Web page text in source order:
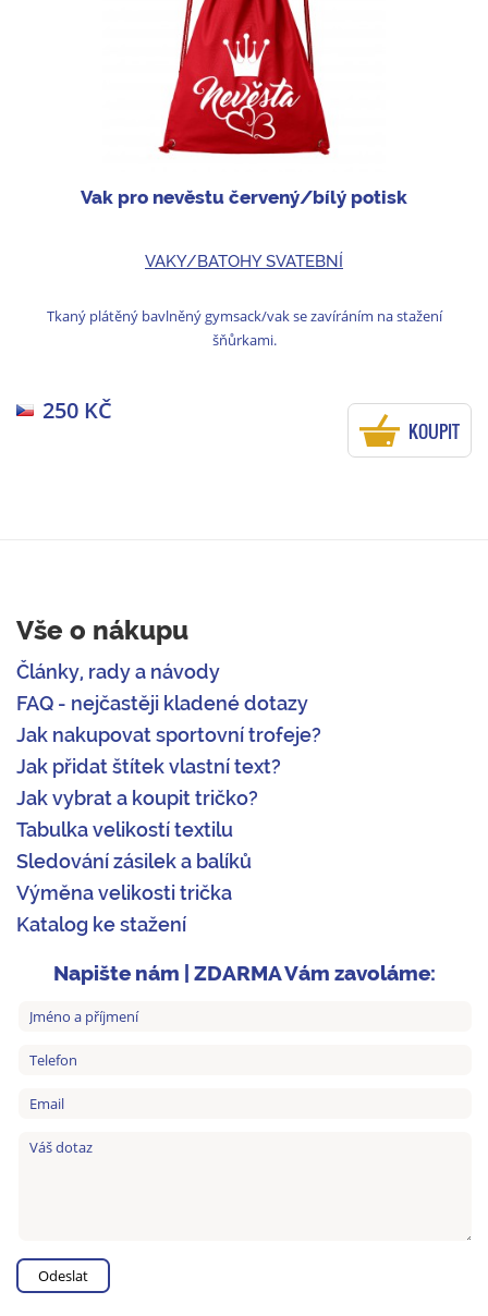
Vak pro nevěstu červený/bílý potisk
VAKY/BATOHY SVATEBNÍ
Tkaný plátěný bavlněný gymsack/vak se zavíráním na stažení
šňůrkami.
250 KČ
KOUPIT
Vše o nákupu
Články, rady a návody
FAQ - nejčastěji kladené dotazy
Jak nakupovat sportovní trofeje?
Jak přidat štítek vlastní text?
Jak vybrat a koupit tričko?
Tabulka velikostí textilu
Sledování zásilek a balíků
Výměna velikosti trička
Katalog ke stažení
Napište nám | ZDARMA Vám zavoláme: